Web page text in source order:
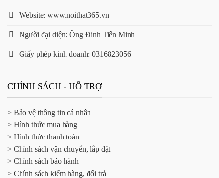
Website: www.noithat365.vn
Người đại diện: Ông Đinh Tiến Minh
Giấy phép kinh doanh: 0316823056
CHÍNH SÁCH - HỖ TRỢ
> Bảo vệ thông tin cá nhân
> Hình thức mua hàng
> Hình thức thanh toán
> Chính sách vận chuyển, lắp đặt
> Chính sách bảo hành
> Chính sách kiểm hàng, đổi trả